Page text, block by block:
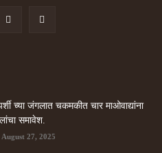
च्या जंगलात चकमकीत चार माओवाद्यांना
समावेश.
August 27, 2025